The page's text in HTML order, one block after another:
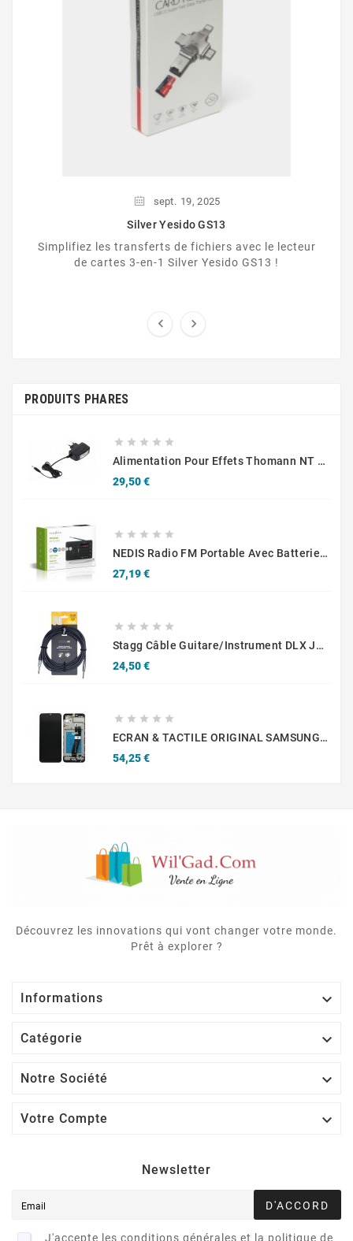
sept. 19, 2025
Silver Yesido GS13
Simplifiez les transferts de fichiers avec le lecteur
de cartes 3-en-1 Silver Yesido GS13 !
 
PRODUITS PHARES
    
Alimentation Pour Effets Thomann NT 0910 AC/PSA 9 V CC/1 A
29,50 €Prix
    
NEDIS Radio FM Portable Avec Batterie Rechargeable
27,19 €Prix
    
Stagg Câble Guitare/Instrument DLX Jack/Jack NGC6SWR
24,50 €Prix
    
ECRAN & TACTILE ORIGINAL SAMSUNG GALAXY A02S A025G GH81-20181A NOIR
54,25 €Prix
Découvrez les innovations qui vont changer votre monde.
Prêt à explorer ?
Informations 
Catégorie 
Notre Société 
Votre Compte 
Newsletter
D'ACCORD
J'accepte les conditions générales et la politique de